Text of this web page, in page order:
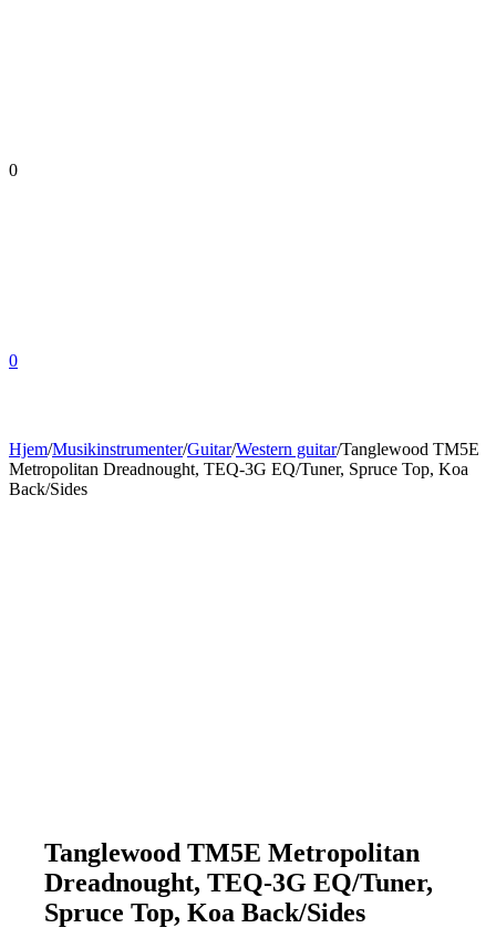
0
0
Hjem/Musikinstrumenter/Guitar/Western guitar/Tanglewood TM5E
Metropolitan Dreadnought, TEQ-3G EQ/Tuner, Spruce Top, Koa
Back/Sides
Tanglewood TM5E Metropolitan
Dreadnought, TEQ-3G EQ/Tuner,
Spruce Top, Koa Back/Sides